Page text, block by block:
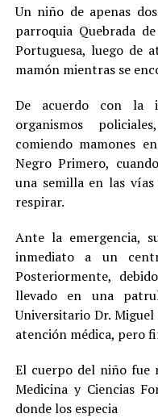
Un niño de apenas
parroquia Quebrada
Portuguesa, luego de
mamón mientras se
De acuerdo con la
organismos
comiendo mamones
Negro Primero,
una semilla en las
respirar.
Ante la emergencia,
inmediato a un
Posteriormente,
llevado en una
Universitario Dr.
atención médica, pero
El cuerpo del niño fue
Medicina y Ciencias
donde los especia